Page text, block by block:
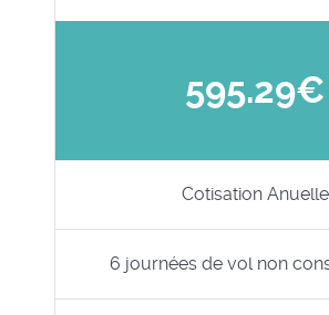
595.29€
Cotisation Anuelle
6 journées de vol non